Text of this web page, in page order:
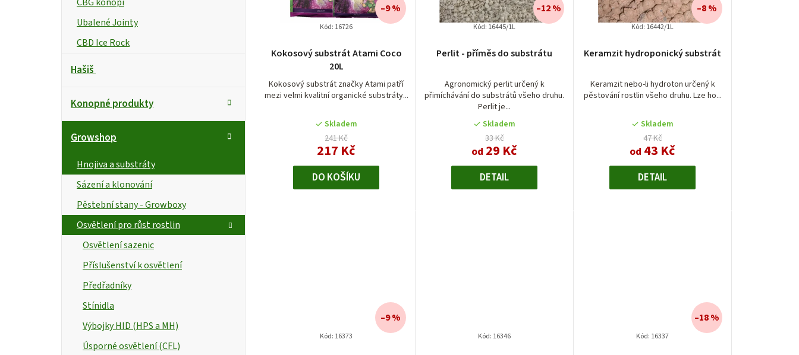
Ubalené Jointy
CBD Ice Rock
Hašiš
Konopné produkty
Growshop
Hnojiva a substráty
Sázení a klonování
Pěstební stany - Growboxy
Osvětlení pro růst rostlin
Osvětlení sazenic
Příslušenství k osvětlení
Předřadníky
Stínidla
Výbojky HID (HPS a MH)
Úsporné osvětlení (CFL)
p
r
o
d
u
k
t
ů
Kokosový substrát Atami Coco
20L
Kokosový substrát značky Atami patří
mezi velmi kvalitní organické substráty...
Skladem
241 Kč
217 Kč
–9 %
DO KOŠÍKU
Kód: 16726
Perlit - příměs do substrátu
Agronomický perlit určený k
přimíchávání do substrátů všeho druhu.
Perlit je...
Skladem
33 Kč
od 29 Kč
–12 %
DETAIL
Kód: 16445/1L
Keramzit hydroponický substrát
Keramzit nebo-li hydroton určený k
pěstování rostlin všeho druhu. Lze ho...
Skladem
47 Kč
od 43 Kč
–8 %
DETAIL
Kód: 16442/1L
–9 %
Kód: 16373 Kód: 16346
–18 %
Kód: 16337